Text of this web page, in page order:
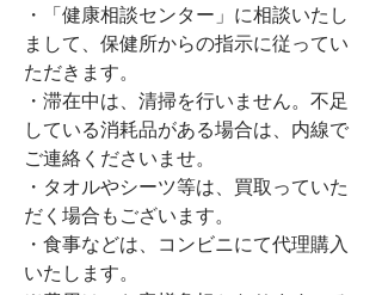
・「健康相談センター」に相談いたし
まして、保健所からの指示に従ってい
ただきます。
・滞在中は、清掃を行いません。不足
している消耗品がある場合は、内線で
ご連絡くださいませ。
・タオルやシーツ等は、買取っていた
だく場合もございます。
・食事などは、コンビニにて代理購入
いたします。